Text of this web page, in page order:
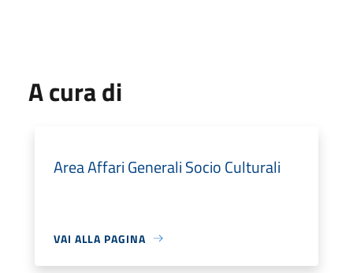
A cura di
Area Affari Generali Socio Culturali
VAI ALLA PAGINA